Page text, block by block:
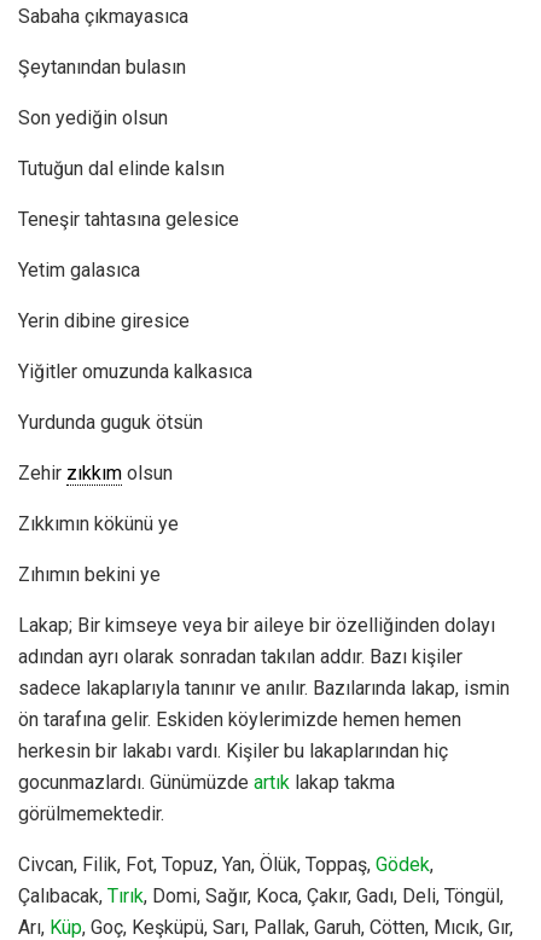
Sabaha çıkmayasıca
Şeytanından bulasın
Son yediğin olsun
Tutuğun dal elinde kalsın
Teneşir tahtasına gelesice
Yetim galasıca
Yerin dibine giresice
Yiğitler omuzunda kalkasıca
Yurdunda guguk ötsün
Zehir zıkkım olsun
Zıkkımın kökünü ye
Zıhımın bekini ye
Lakap; Bir kimseye veya bir aileye bir özelliğinden dolayı
adından ayrı olarak sonradan takılan addır. Bazı kişiler
sadece lakaplarıyla tanınır ve anılır. Bazılarında lakap, ismin
ön tarafına gelir. Eskiden köylerimizde hemen hemen
herkesin bir lakabı vardı. Kişiler bu lakaplarından hiç
gocunmazlardı. Günümüzde artık lakap takma
görülmemektedir.
Civcan, Filik, Fot, Topuz, Yan, Ölük, Toppaş, Gödek,
Çalıbacak, Tırık, Domi, Sağır, Koca, Çakır, Gadı, Deli, Töngül,
Arı, Küp, Goç, Keşküpü, Sarı, Pallak, Garuh, Cötten, Mıcık, Gır,